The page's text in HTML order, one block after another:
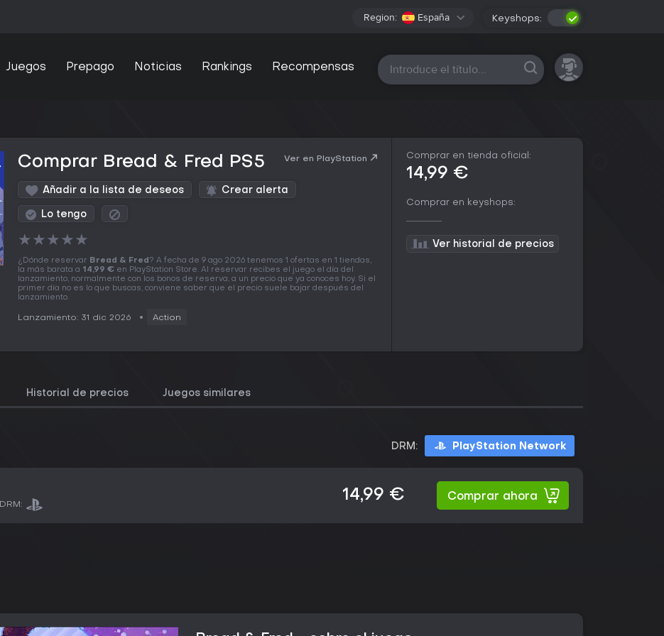
Region: España Keyshops:
Juegos Prepago Noticias Rankings Recompensas Todas las plataformas
Comprar Bread & Fred PS5 Ver en PlayStation
Añadir a la lista de deseos Crear alerta
Lo tengo
★★★★★
¿Dónde reservar Bread & Fred ? A fecha de 9 ago 2026 tenemos 1 ofertas en 1 tiendas,
la más barata a 14,99 € en PlayStation Store. Al reservar recibes el juego el día del
lanzamiento, normalmente con los bonos de reserva, a un precio que ya conoces hoy. Si el
primer día no es lo que buscas, conviene saber que el precio suele bajar después del
lanzamiento.
Lanzamiento: 31 dic 2026 Action
Comprar en tienda oficial:
14,99 €
Comprar en keyshops:
Ver historial de precios
Historial de precios Juegos similares
DRM: PlayStation Network
DRM:
14,99 € Comprar ahora